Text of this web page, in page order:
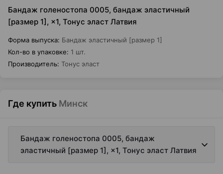
Бандаж голеностопа 0005, бандаж эластичный
[размер 1], ×1, Тонус эласт Латвия
Форма выпуска: Бандаж эластичный [размер 1]
Кол-во в упаковке: 1 шт.
Производитель: Тонус эласт
Где купить Минск
Бандаж голеностопа 0005, бандаж
эластичный [размер 1], ×1, Тонус эласт Латвия